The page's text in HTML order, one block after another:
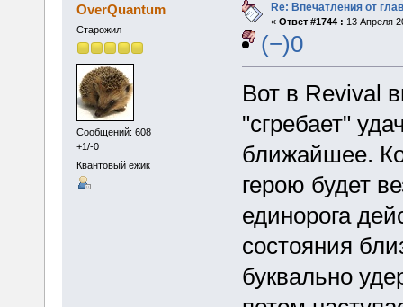
OverQuantum
Старожил
Сообщений: 608
+1/-0
Квантовый ёжик
Re: Впечатления от
« Ответ #1744 : 13 Апреля
(−)0
Вот в Revival
"сгребает"
ближайшее.
герою будет
единорога
состояния
буквально